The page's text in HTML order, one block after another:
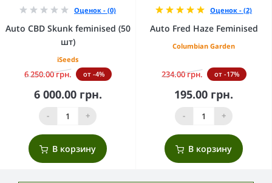
Оценок - (0)
Auto CBD Skunk feminised (50
шт)
iSeeds
6 250.00 грн. от -4%
6 000.00 грн.
- +
В корзину
Оценок - (2)
Auto Fred Haze Feminised
Columbian Garden
234.00 грн. от -17%
195.00 грн.
- +
В корзину